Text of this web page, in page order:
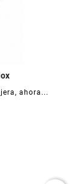
ahora...